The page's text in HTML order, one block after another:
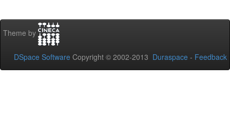
Theme by
DSpace Software Copyright © 2002-2013 Duraspace - Feedback